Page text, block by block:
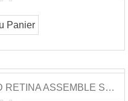
Panier
VITRE TACTILE + ECRAN LCD RETINA ASSEMBLE SUR...